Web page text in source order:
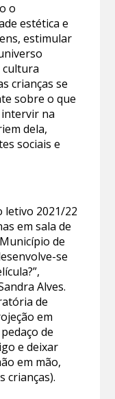
o
estética e
estimular
cultura
crianças se
sobre o que
intervir na
dela,
sociais e
2021/22
em sala de
de
se
Alves.
de
em
de
e deixar
em mão,
crianças).